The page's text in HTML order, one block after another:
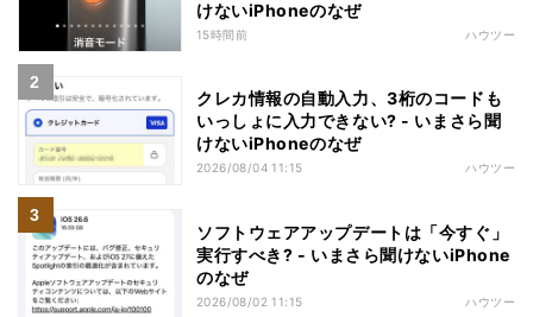
けないiPhoneのなぜ
15時間前 ハウツー
クレカ情報の自動入力、3桁のコードも
いっしょに入力できない? - いまさら聞
けないiPhoneのなぜ
2026/08/04 11:15 ハウツー
ソフトウェアアップデートは「今すぐ」
実行すべき? - いまさら聞けないiPhone
のなぜ
2026/08/02 11:15 ハウツー